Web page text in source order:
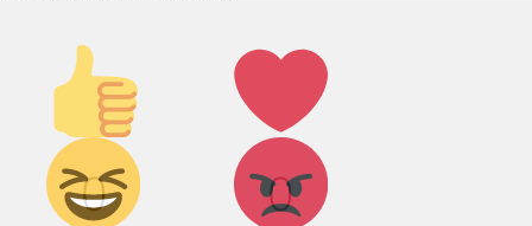
Палец
вверх!
0
Лайк!
0
Дикий
смех!
Агрессия!